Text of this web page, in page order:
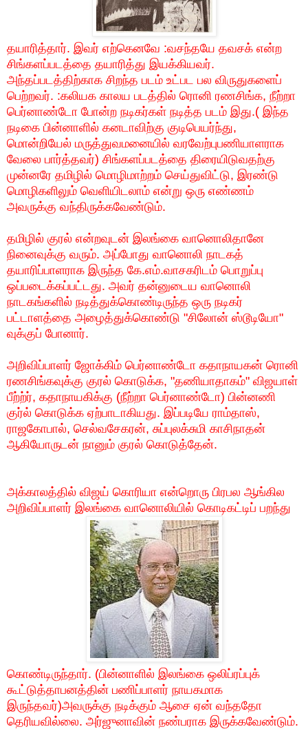
தயாரித்தார். இவர் எற்கெனவே :வசந்தயே தவசக் என்ற
சிங்களப்படத்தை தயாரித்து இயக்கியவர்.
அந்தப்படத்திற்காக சிறந்த படம் உட்பட பல விருதுகளைப்
பெற்றவர். :கலியக காலய படத்தில் ரொனி ரணசிங்க, நீற்றா
பெர்னாண்டோ போன்ற நடிகர்கள் நடித்த படம் இது.( இந்த
நடிகை பின்னாளில் கனடாவிற்கு குடிபெயர்ந்து,
மொன்றியேல் மருத்துவமனையில் வரவேற்புபணியாளராக
வேலை பார்த்தவர்) சிங்களப்படத்தை திரையிடுவதற்கு
முன்னரே தமிழில் மொழிமாற்றம் செய்துவிட்டு, இரண்டு
மொழிகளிலும் வெளியிடலாம் என்று ஒரு எண்ணம்
அவருக்கு வந்திருக்கவேண்டும்.
தமிழில் குரல் என்றவுடன் இலங்கை வானொலிதானே
நினைவுக்கு வரும். அப்போது வானொலி நாடகத்
தயாரிப்பாளராக இருந்த கே.எம்.வாசகரிடம் பொறுப்பு
ஒப்படைக்கப்பட்டது. அவர் தன்னுடைய வானொலி
நாடகங்களில் நடித்துக்கொண்டிருந்த ஒரு நடிகர்
பட்டாளத்தை அழைத்துக்கொண்டு "சிலோன் ஸ்டூடியோ"
வுக்குப் போனார்.
அறிவிப்பாளர் ஜோக்கிம் பெர்னாண்டோ கதாநாயகன் ரொனி
ரணசிங்கவுக்கு குரல் கொடுக்க, "தணியாதாகம்" விஜயாள்
பீற்ற்ர், கதாநாயகிக்கு (நீற்றா பெர்னாண்டோ) பின்னணி
குர்ல் கொடுக்க ஏற்பாடாகியது. இப்படியே ராம்தாஸ்,
ராஜகோபால், செல்வசேகரன், சுப்புலக்சுமி காசிநாதன்
ஆகியோருடன் நானும் குரல் கொடுத்தேன்.
அக்காலத்தில் விஜய் கொரியா என்றொரு பிரபல ஆங்கில
அறிவிப்பாளர் இலங்கை வானொலியில் கொடிகட்டிப் பறந்து
கொண்டிருந்தார். (பின்னாளில் இலங்கை ஒலிப்ரப்புக்
கூட்டுத்தாபனத்தின் பணிப்பாளர் நாயகமாக
இருந்தவர்)அவருக்கு நடிக்கும் ஆசை ஏன் வந்ததோ
தெரியவில்லை. அர்ஜுனாவின் நண்பராக இருக்கவேண்டும்.